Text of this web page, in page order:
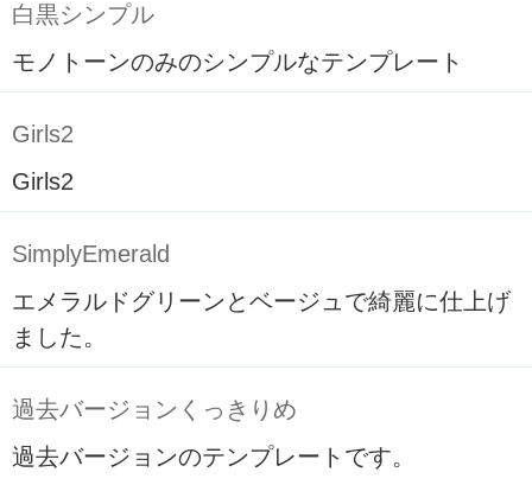
白黒シンプル
モノトーンのみのシンプルなテンプレート
Girls2
Girls2
SimplyEmerald
エメラルドグリーンとベージュで綺麗に仕上げ
ました。
過去バージョンくっきりめ
過去バージョンのテンプレートです。